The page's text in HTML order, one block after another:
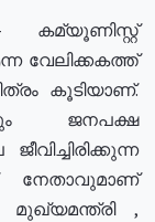
കമ്യൂണിസ്റ്റ്
വേലിക്കകത്ത്
കൂടിയാണ്.
ജനപക്ഷ
നേതാവുമാണ്
മുഖ്യമന്ത്രി ,